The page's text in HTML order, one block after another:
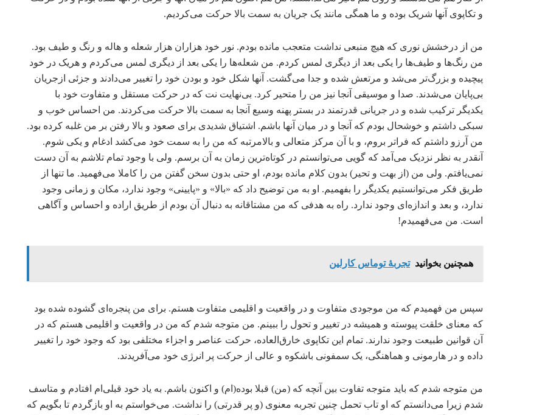
و تکاپوی آنها شریک بوده و ما همگی مانند یک جریان به سمت بالا حرکت می‌کردیم.
من از درخشش نوری که هیچ منبعی نداشت متعجب مانده بودم. نور خود هزاران هزار شعله و هاله و رنگ و طیف‌ بود.
من رنگ‌ها و طیف‌ها را یکی بعد از دیگری لمس کردم. من شعله‌ها را یکی بعد از دیگری لمس می‌کردم و هریک در خود
پیچیده و بزرگ‌تر می‌شد و مرتعش شده و جدا می‌گشت. آنها شکل خود و بودن خود را تغییر می‌دادند و جزئی ازجریان
بی‌پایان می‌شدند. صدا و موسیقی آنجا نیز من را متحیر کرد. بی‌نهایت نت‌ که در حرکت مستقل و متفاوت خود با
یکدیگر ترکیب شده و در جریانی قدرتمند در بستر پهنه وسیع آنجا به سمت بالا حرکت می‌کردند. من احساس خوب و
سبکی داشتم و خوشحال بودم که آنجا و در میان آنها باشم. اشتیاق شدیدی برای صعود و بالا رفتن بر من غلبه کرده بود.
من آرزو داشتم که فراتر بروم، و با آن مرکز متعالی و بالامرتبه که من را به سمت خود می‌کشد ادغام و یکی شوم.
آنقدر به نظر نزدیک می‌آمد که گویی می‌توانستم در کوتاه‌ترین زمان به آن برسم. ولی با وجود تمام تلاشم به آن دست
نمی‌یافتم. ولی من (از بهت و تحیر) بدون کلام مانده بودم، او حتی بدون سخن گفتن من را کاملا می‌فهمید. ما تنها از
طریق فکر می‌توانستیم یکدیگر را بفهمیم. او به من توضیح داد که «بالا» و «پایینی» وجود ندارد، مکان و زمانی وجود
ندارد، و بعد و اندازه‌ای وجود ندارد. راه به هدفی که من مشتاقانه به دنبال آن بودم از طریق اراده و احساس و آگاهی
است. من می‌فهمیدم!
همچنین بخوانید تجربۀ توماس کارلین
سپس من فهمیدم که من موجودی متفاوت و در واقعیت و اقلیمی متفاوت هستم. برای من پنجره‌ای گشوده شده بود
که معنای خلقت پیوسته و همیشه در تغییر و تحول را ببینم. من متوجه شدم که من در واقعیت و اقلیمی هستم که در
آن قوانین طبیعت وجود ندارند. تمام این تکاپوی خارق‌العاده، حرکت عناصر و اجزاء مختلفی بود که وجود خود را تغییر
داده و در هارمونی و هماهنگی، یک سمفونی باشکوه و عالی از حرکت پر انرژی خود می‌آفریدند.
من متوجه شدم که باید متوجه تفاوت بین آنچه که (من) قبلا بوده(ام) و اکنون باشم. به یاد خود قبلی‌ام افتادم و متاسف
شدم زیرا می‌دانستم که او تاب تحمل چنین تجربه معنوی (و پر قدرتی) را نداشت. می‌خواستم به او بازگردم تا بگویم که